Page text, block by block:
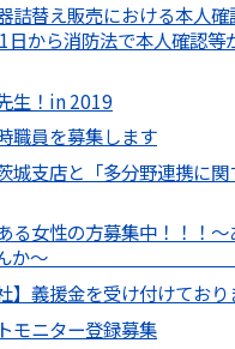
詰替え販売における本人
1日から消防法で本人確認等
生！in 2019
職員を募集します
城支店と「多分野連携に
る女性の方募集中！！！～
ませんか～
】義援金を受け付けてお
モニター登録募集